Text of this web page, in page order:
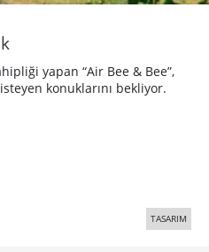
yapan “Air Bee & Bee”,
konuklarını bekliyor.
TASARIM